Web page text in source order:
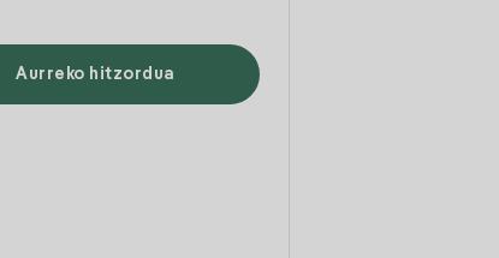
Aurreko hitzordua